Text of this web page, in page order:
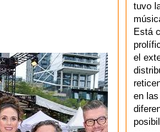
tuvo
Está
el
en